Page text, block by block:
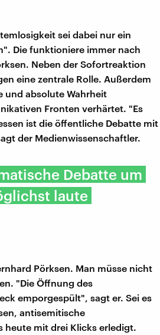
sei dabei nur ein
Die funktioniere immer nach
Neben der Sofortreaktion
eine zentrale Rolle. Außerdem
und absolute Wahrheit
Fronten verhärtet. "Es
ist die öffentliche Debatte mit
der Medienwissenschaftler.
Debatte um
laute
Pörksen. Man müsse nicht
"Die Öffnung des
emporgespült", sagt er. Sei es
antisemitische
heute mit drei Klicks erledigt.